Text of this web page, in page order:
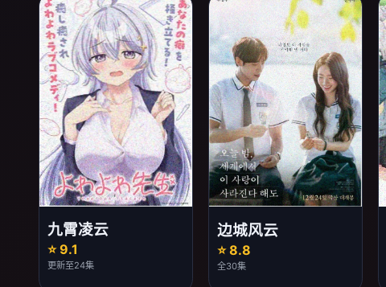
九霄凌云
⭐ 9.1
更新至24集
边城风云
⭐ 8.8
全30集